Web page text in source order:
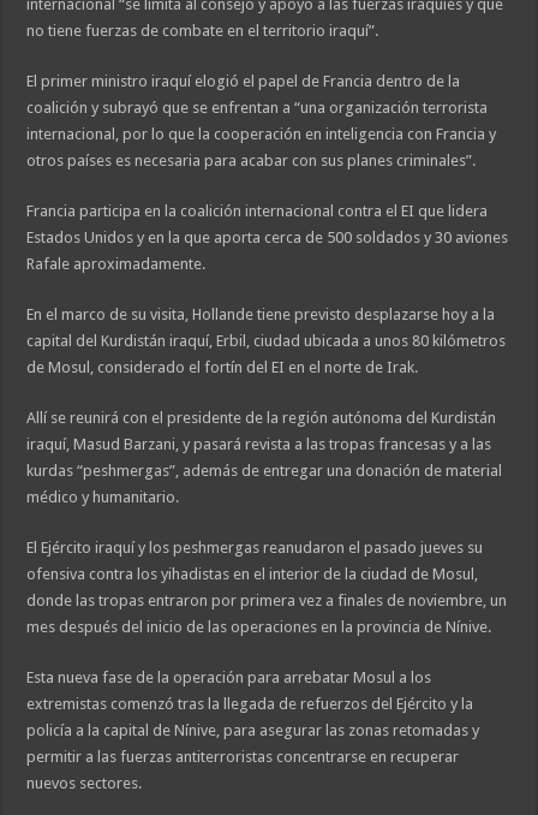
internacional “se limita al consejo y apoyo a las fuerzas iraquíes y que
no tiene fuerzas de combate en el territorio iraquí”.
El primer ministro iraquí elogió el papel de Francia dentro de la
coalición y subrayó que se enfrentan a “una organización terrorista
internacional, por lo que la cooperación en inteligencia con Francia y
otros países es necesaria para acabar con sus planes criminales”.
Francia participa en la coalición internacional contra el EI que lidera
Estados Unidos y en la que aporta cerca de 500 soldados y 30 aviones
Rafale aproximadamente.
En el marco de su visita, Hollande tiene previsto desplazarse hoy a la
capital del Kurdistán iraquí, Erbil, ciudad ubicada a unos 80 kilómetros
de Mosul, considerado el fortín del EI en el norte de Irak.
Allí se reunirá con el presidente de la región autónoma del Kurdistán
iraquí, Masud Barzani, y pasará revista a las tropas francesas y a las
kurdas “peshmergas”, además de entregar una donación de material
médico y humanitario.
El Ejército iraquí y los peshmergas reanudaron el pasado jueves su
ofensiva contra los yihadistas en el interior de la ciudad de Mosul,
donde las tropas entraron por primera vez a finales de noviembre, un
mes después del inicio de las operaciones en la provincia de Nínive.
Esta nueva fase de la operación para arrebatar Mosul a los
extremistas comenzó tras la llegada de refuerzos del Ejército y la
policía a la capital de Nínive, para asegurar las zonas retomadas y
permitir a las fuerzas antiterroristas concentrarse en recuperar
nuevos sectores.